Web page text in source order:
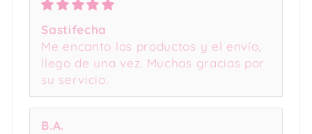
Sastifecha
Me encanto los productos y el envío,
llego de una vez. Muchas gracias por
su servicio.
B.A.